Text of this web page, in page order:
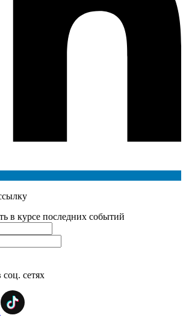
в курсе последних событий
сетях